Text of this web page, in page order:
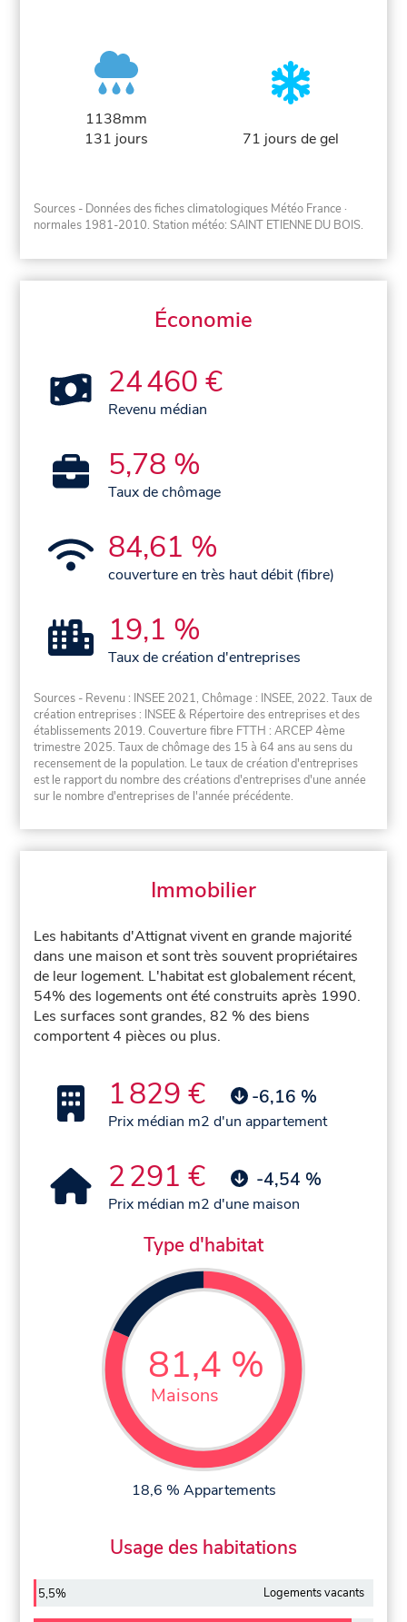
1138mm
131 jours
71 jours de gel
Sources - Données des fiches climatologiques Météo France ·
normales 1981-2010. Station météo: SAINT ETIENNE DU BOIS.
Économie
24 460 €
Revenu médian
5,78 %
Taux de chômage
84,61 %
couverture en très haut débit (fibre)
19,1 %
Taux de création d'entreprises
Sources - Revenu : INSEE 2021, Chômage : INSEE, 2022. Taux de
création entreprises : INSEE & Répertoire des entreprises et des
établissements 2019. Couverture fibre FTTH : ARCEP 4ème
trimestre 2025. Taux de chômage des 15 à 64 ans au sens du
recensement de la population. Le taux de création d'entreprises
est le rapport du nombre des créations d'entreprises d'une année
sur le nombre d'entreprises de l'année précédente.
Immobilier
Les habitants d'Attignat vivent en grande majorité
dans une maison et sont très souvent propriétaires
de leur logement. L'habitat est globalement récent,
54% des logements ont été construits après 1990.
Les surfaces sont grandes, 82 % des biens
comportent 4 pièces ou plus.
1 829 € -6,16 %
Prix médian m2 d'un appartement
2 291 € -4,54 %
Prix médian m2 d'une maison
Type d'habitat
81,4 %
Maisons
18,6 % Appartements
Usage des habitations
5,5% Logements vacants